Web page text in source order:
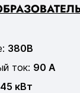
380В
ток: 90 А
45 кВт